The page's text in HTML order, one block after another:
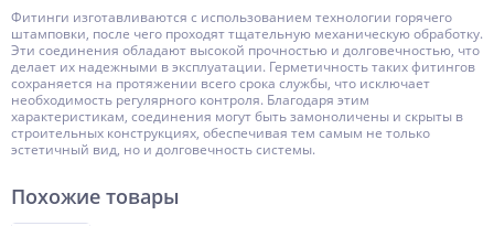
Фитинги изготавливаются с использованием технологии горячего
штамповки, после чего проходят тщательную механическую обработку.
Эти соединения обладают высокой прочностью и долговечностью, что
делает их надежными в эксплуатации. Герметичность таких фитингов
сохраняется на протяжении всего срока службы, что исключает
необходимость регулярного контроля. Благодаря этим
характеристикам, соединения могут быть замоноличены и скрыты в
строительных конструкциях, обеспечивая тем самым не только
эстетичный вид, но и долговечность системы.
Похожие товары